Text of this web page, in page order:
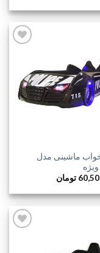
افزودن
به
علاقه
مندی
ماشینی مدل
تومان